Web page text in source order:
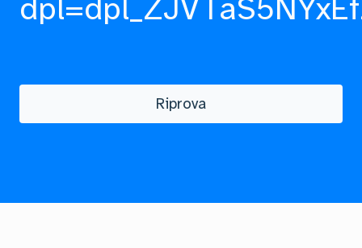
Riprova